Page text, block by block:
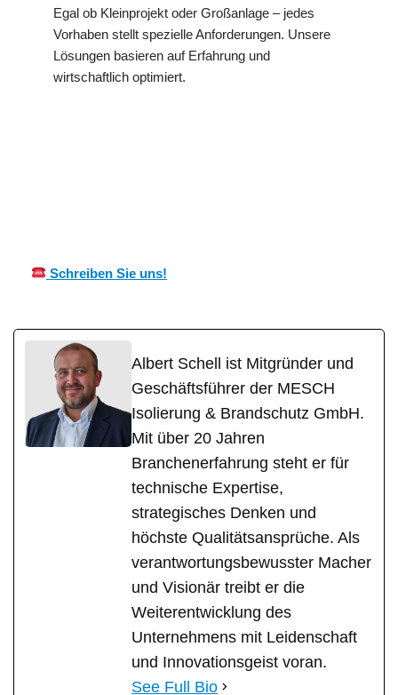
Egal ob Kleinprojekt oder Großanlage – jedes
Vorhaben stellt spezielle Anforderungen. Unsere
Lösungen basieren auf Erfahrung und
wirtschaftlich optimiert.
Schreiben Sie uns!
Albert Schell ist Mitgründer und
Geschäftsführer der MESCH
Isolierung & Brandschutz GmbH.
Mit über 20 Jahren
Branchenerfahrung steht er für
technische Expertise,
strategisches Denken und
höchste Qualitätsansprüche. Als
verantwortungsbewusster Macher
und Visionär treibt er die
Weiterentwicklung des
Unternehmens mit Leidenschaft
und Innovationsgeist voran.
See Full Bio